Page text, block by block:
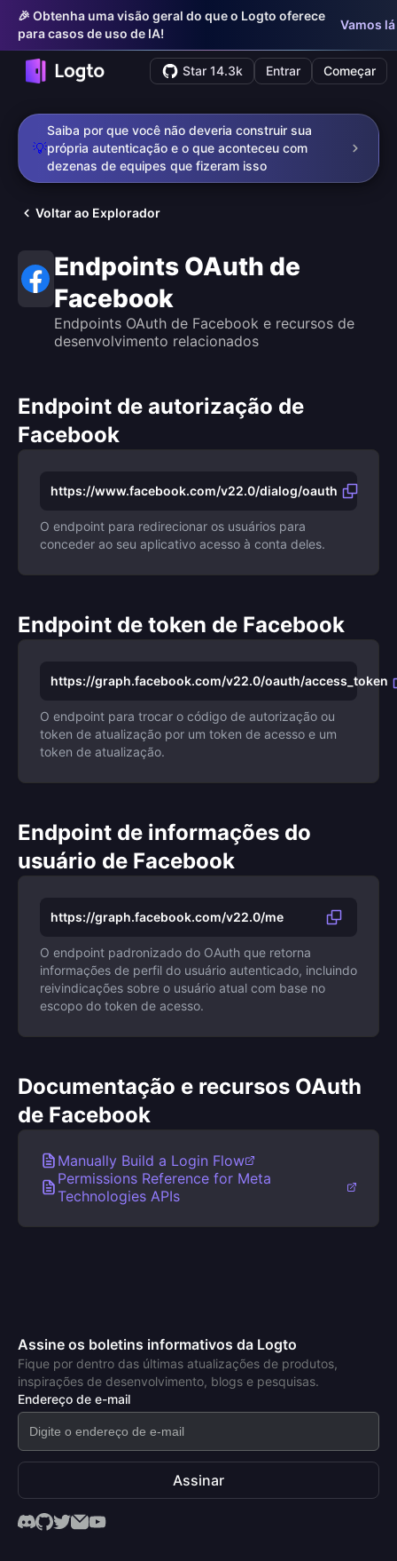
🎉 Obtenha uma visão geral do que o Logto oferece
para casos de uso de IA!
Vamos lá
Star 14.3k Entrar Começar
💡
Saiba por que você não deveria construir sua
própria autenticação e o que aconteceu com
dezenas de equipes que fizeram isso
Voltar ao Explorador
Endpoints OAuth de
Facebook
Endpoints OAuth de Facebook e recursos de
desenvolvimento relacionados
Endpoint de autorização de
Facebook
https://www.facebook.com/v22.0/dialog/oauth
O endpoint para redirecionar os usuários para
conceder ao seu aplicativo acesso à conta deles.
Endpoint de token de Facebook
https://graph.facebook.com/v22.0/oauth/access_token
O endpoint para trocar o código de autorização ou
token de atualização por um token de acesso e um
token de atualização.
Endpoint de informações do
usuário de Facebook
https://graph.facebook.com/v22.0/me
O endpoint padronizado do OAuth que retorna
informações de perfil do usuário autenticado, incluindo
reivindicações sobre o usuário atual com base no
escopo do token de acesso.
Documentação e recursos OAuth
de Facebook
Manually Build a Login Flow
Permissions Reference for Meta
Technologies APIs
Assine os boletins informativos da Logto
Fique por dentro das últimas atualizações de produtos,
inspirações de desenvolvimento, blogs e pesquisas.
Endereço de e-mail
Assinar